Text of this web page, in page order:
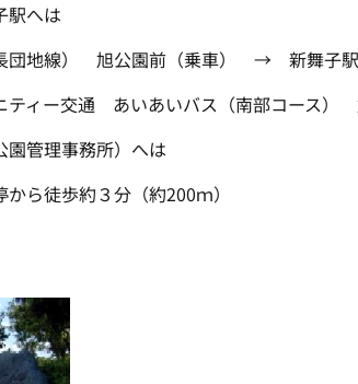
駅へは
地線） 旭公園前（乗車） → 新舞子駅
ィー交通 あいあいバス（南部コース
管理事務所）へは
ら徒歩約３分（約200ｍ）